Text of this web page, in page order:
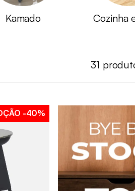
Kamado Cozinha
31
-40%